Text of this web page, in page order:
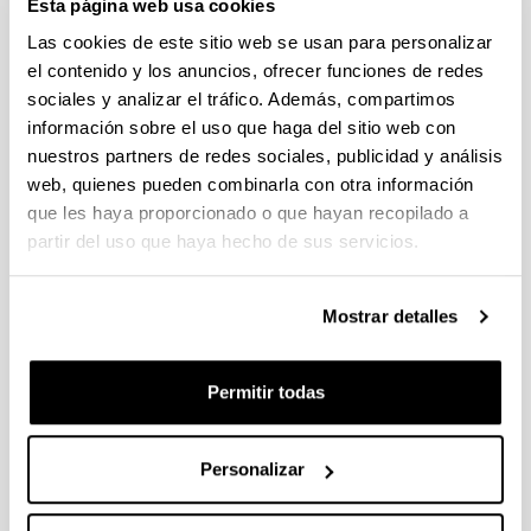
Esta página web usa cookies
Las cookies de este sitio web se usan para personalizar
el contenido y los anuncios, ofrecer funciones de redes
sociales y analizar el tráfico. Además, compartimos
información sobre el uso que haga del sitio web con
nuestros partners de redes sociales, publicidad y análisis
web, quienes pueden combinarla con otra información
que les haya proporcionado o que hayan recopilado a
partir del uso que haya hecho de sus servicios.
Mostrar detalles
Permitir todas
Personalizar
compuestos orgánicos. El cromatógrafo de gases es un
6890N GC (Agilent Technologies) equipado con un
muestreador automático. El espectrómetro de masas
(MSD 5973, Agilent Technologies) está formado por un
analizador de masas cuadrupolo de baja resolución. El
instrumento permite la ionización de los analitos
mediante ionización electrónica y la adquisición se
puede hacer mediante un barrido de fullscano la
monitorización selectiva de iones. La adquisición de
datos se realiza con el software ChemStationTM
librería de espectros NIST permitiendo el uso del
sospechosos.